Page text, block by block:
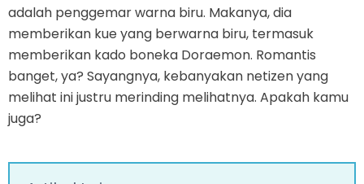
adalah penggemar warna biru. Makanya, dia
memberikan kue yang berwarna biru, termasuk
memberikan kado boneka Doraemon. Romantis
banget, ya? Sayangnya, kebanyakan netizen yang
melihat ini justru merinding melihatnya. Apakah kamu
juga?